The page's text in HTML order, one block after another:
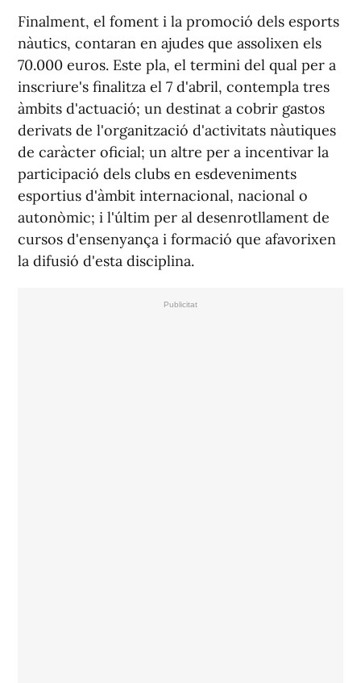
Finalment, el foment i la promoció dels esports
nàutics, contaran en ajudes que assolixen els
70.000 euros. Este pla, el termini del qual per a
inscriure's finalitza el 7 d'abril, contempla tres
àmbits d'actuació; un destinat a cobrir gastos
derivats de l'organització d'activitats nàutiques
de caràcter oficial; un altre per a incentivar la
participació dels clubs en esdeveniments
esportius d'àmbit internacional, nacional o
autonòmic; i l'últim per al desenrotllament de
cursos d'ensenyança i formació que afavorixen
la difusió d'esta disciplina.